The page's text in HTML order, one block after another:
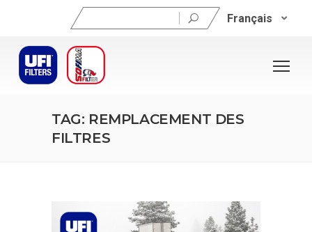
Rechercher : Français
TAG: REMPLACEMENT DES
FILTRES